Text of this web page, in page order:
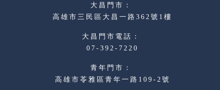
07-392-7220
高雄市三民區大昌一路362號1樓
高雄市苓雅區青年一路109-2號